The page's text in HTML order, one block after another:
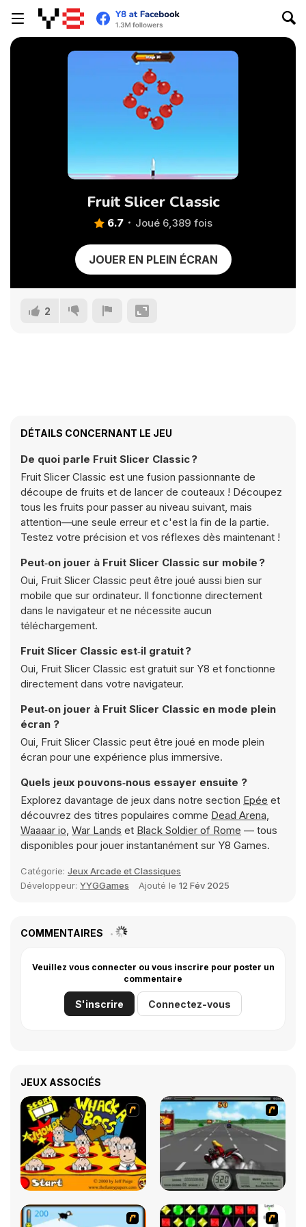
Fruit Slicer Classic
6.7 Joué 6,389 fois
JOUER EN PLEIN ÉCRAN
2
DÉTAILS CONCERNANT LE JEU
De quoi parle Fruit Slicer Classic ?
Fruit Slicer Classic est une fusion passionnante de
découpe de fruits et de lancer de couteaux ! Découpez
tous les fruits pour passer au niveau suivant, mais
attention—une seule erreur et c'est la fin de la partie.
Testez votre précision et vos réflexes dès maintenant !
Peut‑on jouer à Fruit Slicer Classic sur mobile ?
Oui, Fruit Slicer Classic peut être joué aussi bien sur
mobile que sur ordinateur. Il fonctionne directement
dans le navigateur et ne nécessite aucun
téléchargement.
Fruit Slicer Classic est‑il gratuit ?
Oui, Fruit Slicer Classic est gratuit sur Y8 et fonctionne
directement dans votre navigateur.
Peut‑on jouer à Fruit Slicer Classic en mode plein
écran ?
Oui, Fruit Slicer Classic peut être joué en mode plein
écran pour une expérience plus immersive.
Quels jeux pouvons‑nous essayer ensuite ?
Explorez davantage de jeux dans notre section Epée et
découvrez des titres populaires comme Dead Arena,
Waaaar io, War Lands et Black Soldier of Rome — tous
disponibles pour jouer instantanément sur Y8 Games.
Catégorie: Jeux Arcade et Classiques
Développeur: YYGGames Ajouté le 12 Fév 2025
COMMENTAIRES
Veuillez vous connecter ou vous inscrire pour poster un
commentaire
S'inscrire Connectez-vous
JEUX ASSOCIÉS